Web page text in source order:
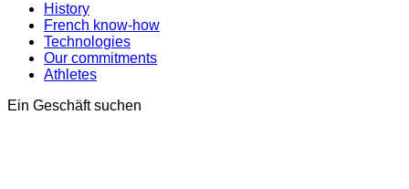
History
French know-how
Technologies
Our commitments
Athletes
Ein Geschäft suchen